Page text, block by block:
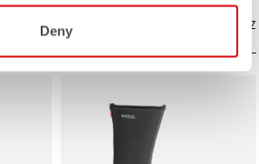
Deny
et les
extensible à l'arrière permettent
d'enfiler facilement ce modèle et
garantissent un ajustement parfait.
COMPAREZ